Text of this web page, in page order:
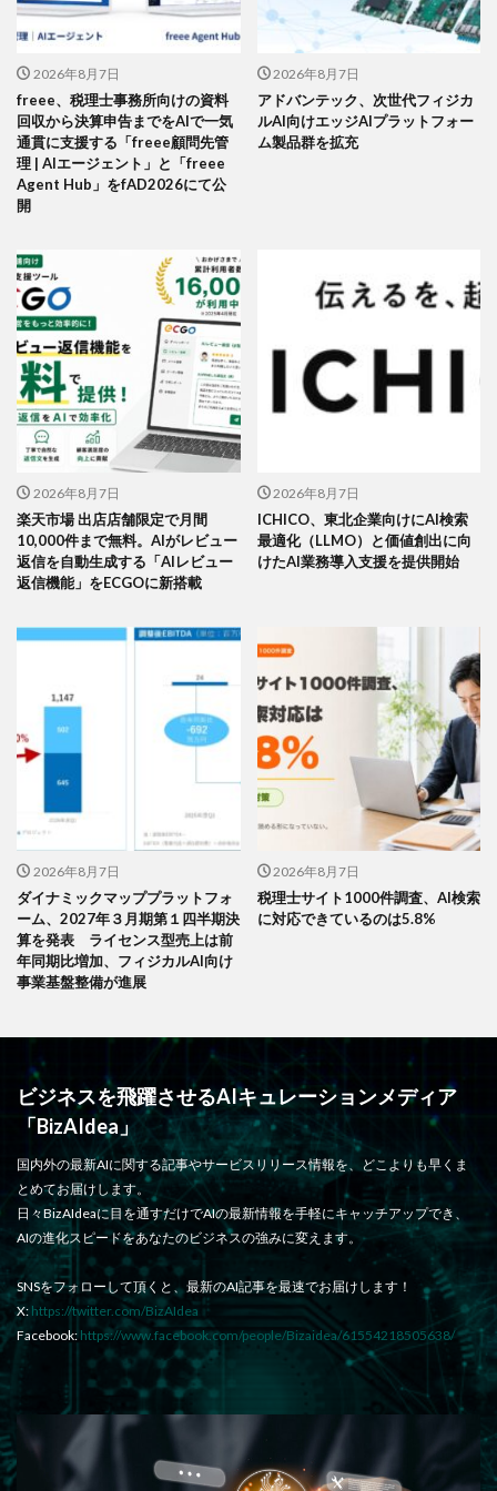
2026年8月7日
freee、税理士事務所向けの資料
回収から決算申告までをAIで一気
通貫に支援する「freee顧問先管
理 | AIエージェント」と「freee
Agent Hub」をfAD2026にて公
開
2026年8月7日
アドバンテック、次世代フィジカ
ルAI向けエッジAIプラットフォー
ム製品群を拡充
2026年8月7日
楽天市場 出店店舗限定で月間
10,000件まで無料。AIがレビュー
返信を自動生成する「AIレビュー
返信機能」をECGOに新搭載
2026年8月7日
ICHICO、東北企業向けにAI検索
最適化（LLMO）と価値創出に向
けたAI業務導入支援を提供開始
2026年8月7日
ダイナミックマッププラットフォ
ーム、2027年３月期第１四半期決
算を発表 ライセンス型売上は前
年同期比増加、フィジカルAI向け
事業基盤整備が進展
2026年8月7日
税理士サイト1000件調査、AI検索
に対応できているのは5.8%
ビジネスを飛躍させるAIキュレーションメディア
「BizAIdea」
国内外の最新AIに関する記事やサービスリリース情報を、どこよりも早くま
とめてお届けします。
日々BizAIdeaに目を通すだけでAIの最新情報を手軽にキャッチアップでき、
AIの進化スピードをあなたのビジネスの強みに変えます。
SNSをフォローして頂くと、最新のAI記事を最速でお届けします！
X: https://twitter.com/BizAIdea
Facebook: https://www.facebook.com/people/Bizaidea/61554218505638/